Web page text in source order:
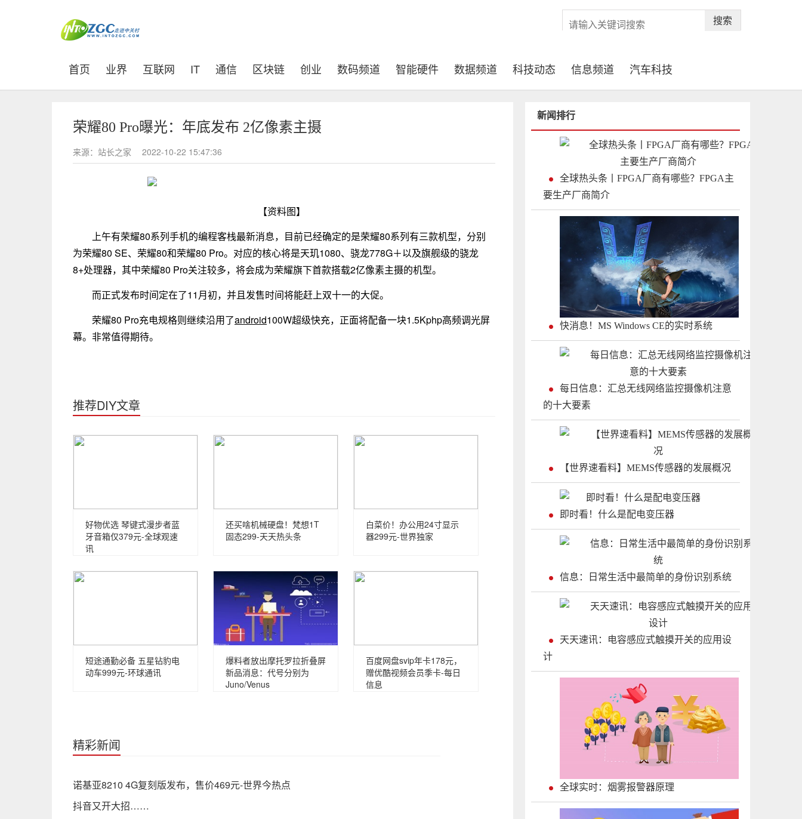
搜索
首页 (current)
业界 互联网 IT 通信 区块链 创业 数码频道 智能硬件 数据频道 科技动态 信息频道 汽车科技
荣耀80 Pro曝光：年底发布 2亿像素主摄
来源：站长之家 2022-10-22 15:47:36
【资料图】
上午有荣耀80系列手机的编程客栈最新消息，目前已经确定的是荣耀80系列有三款机型，分别
为荣耀80 SE、荣耀80和荣耀80 Pro。对应的核心将是天玑1080、骁龙778G＋以及旗舰级的骁龙
8+处理器，其中荣耀80 Pro关注较多，将会成为荣耀旗下首款搭载2亿像素主摄的机型。
而正式发布时间定在了11月初，并且发售时间将能赶上双十一的大促。
荣耀80 Pro充电规格则继续沿用了android100W超级快充，正面将配备一块1.5Kphp高频调光屏
幕。非常值得期待。
推荐DIY文章
好物优选 琴键式漫步者蓝
牙音箱仅379元-全球观速
讯
还买啥机械硬盘！梵想1T
固态299-天天热头条
白菜价！办公用24寸显示
器299元-世界独家
短途通勤必备 五星钻豹电
动车999元-环球通讯
爆料者放出摩托罗拉折叠屏
新品消息：代号分别为
Juno/Venus
百度网盘svip年卡178元，
赠优酷视频会员季卡-每日
信息
精彩新闻
诺基亚8210 4G复刻版发布，售价469元-世界今热点
抖音又开大招……
新闻排行
全球热头条丨FPGA厂商有哪些？FPGA主
要生产厂商简介
快消息！MS Windows CE的实时系统
每日信息：汇总无线网络监控摄像机注意
的十大要素
【世界速看料】MEMS传感器的发展概况
即时看！什么是配电变压器
信息：日常生活中最简单的身份识别系统
天天速讯：电容感应式触摸开关的应用设
计
全球实时：烟雾报警器原理